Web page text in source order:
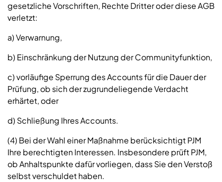
gesetzliche Vorschriften, Rechte Dritter oder diese AGB
verletzt:
a) Verwarnung,
b) Einschränkung der Nutzung der Communityfunktion,
c) vorläufige Sperrung des Accounts für die Dauer der
Prüfung, ob sich der zugrundeliegende Verdacht
erhärtet, oder
d) Schließung Ihres Accounts.
(4) Bei der Wahl einer Maßnahme berücksichtigt PJM
Ihre berechtigten Interessen. Insbesondere prüft PJM,
ob Anhaltspunkte dafür vorliegen, dass Sie den Verstoß
selbst verschuldet haben.